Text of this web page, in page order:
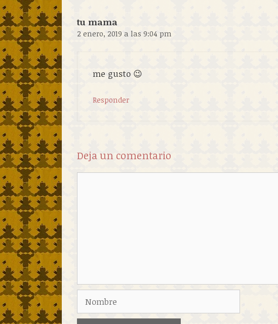
tu mama
2 enero, 2019 a las 9:04 pm
me gusto 😉
Responder
Deja un comentario
Nombre